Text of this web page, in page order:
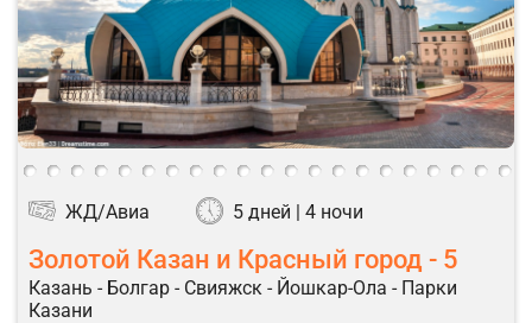
ЖД/Авиа 5 дней | 4 ночи
Золотой Казан и Красный город - 5
Казань - Болгар - Свияжск - Йошкар-Ола - Парки
Казани